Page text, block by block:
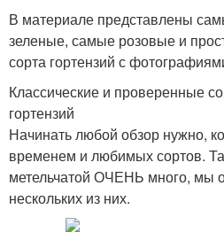
В материале представлены
зеленые, самые розовые и
сорта гортензий с
Классические и проверенные
гортензий
Начинать любой обзор нужно,
временем и любимых сортов.
метельчатой ОЧЕНЬ много, мы
нескольких из них.